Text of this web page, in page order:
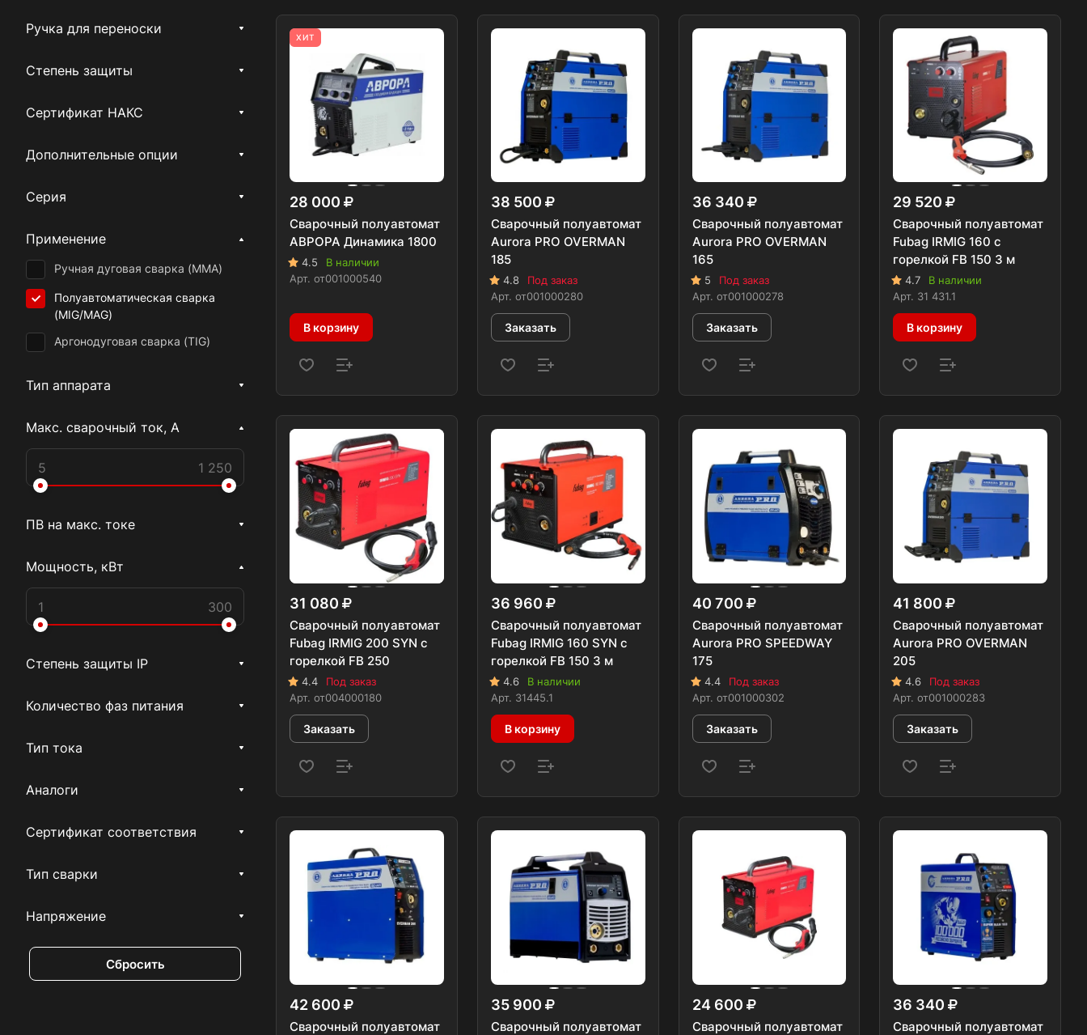
ХИТ
28 000
Сварочный полуавтомат
АВРОРА Динамика 1800
4.5
В наличии
Арт. от001000540
В корзину
38 500
Сварочный полуавтомат
Aurora PRO OVERMAN
185
4.8
Под заказ
Арт. от001000280
Заказать
36 340
Сварочный полуавтомат
Aurora PRO OVERMAN
165
5
Под заказ
Арт. от001000278
Заказать
29 520
Сварочный полуавтомат
Fubag IRMIG 160 с
горелкой FB 150 3 м
4.7
В наличии
Арт. 31 431.1
В корзину
31 080
Сварочный полуавтомат
Fubag IRMIG 200 SYN с
горелкой FB 250
4.4
Под заказ
Арт. от004000180
Заказать
36 960
Сварочный полуавтомат
Fubag IRMIG 160 SYN с
горелкой FB 150 3 м
4.6
В наличии
Арт. 31445.1
В корзину
40 700
Сварочный полуавтомат
Aurora PRO SPEEDWAY
175
4.4
Под заказ
Арт. от001000302
Заказать
41 800
Сварочный полуавтомат
Aurora PRO OVERMAN
205
4.6
Под заказ
Арт.от001000283
Заказать
42 600
Сварочный полуавтомат
35 900
Сварочный полуавтомат
24 600
Сварочный полуавтомат
36 340
Сварочный полуавтомат
ПТК
EWM
КЕДР
Кратон
Ручка для переноски
Степень защиты
Сертификат НАКС
Дополнительные опции
Серия
Применение
Ручная дуговая сварка (MMA)
Полуавтоматическая сварка
(MIG/MAG)
Аргонодуговая сварка (TIG)
Тип аппарата
Макс. сварочный ток, А
ПВ на макс. токе
Мощность, кВт
Степень защиты IP
Количество фаз питания
Тип тока
Аналоги
Сертификат соответствия
Тип сварки
Напряжение
Сбросить